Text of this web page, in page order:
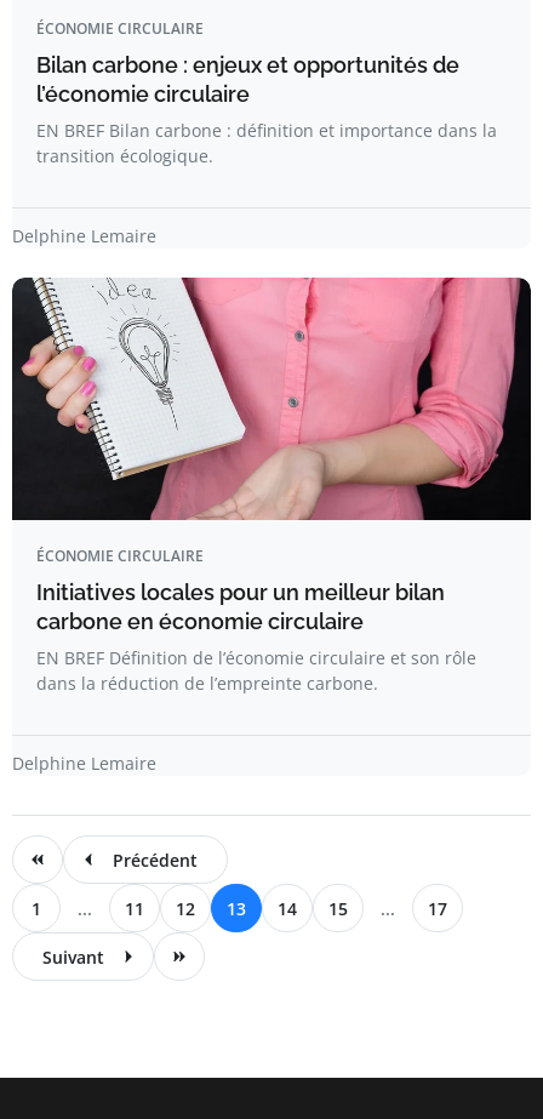
ÉCONOMIE CIRCULAIRE
Bilan carbone : enjeux et opportunités de
l’économie circulaire
EN BREF Bilan carbone : définition et importance dans la
transition écologique.
Delphine Lemaire
ÉCONOMIE CIRCULAIRE
Initiatives locales pour un meilleur bilan
carbone en économie circulaire
EN BREF Définition de l’économie circulaire et son rôle
dans la réduction de l’empreinte carbone.
Delphine Lemaire
Précédent
1 ... 11 12 13 14 15 ... 17
Suivant